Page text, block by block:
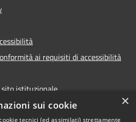
ai requisiti di accessibilità
istituzionale
×
sui cookie
tecnici (ed assimilati) strettamente